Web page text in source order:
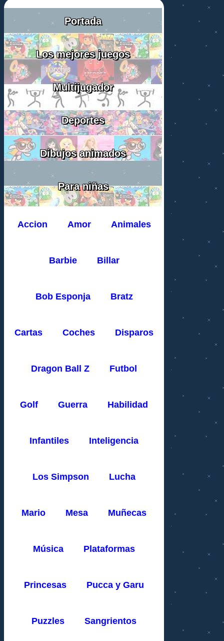
Portada
Los mejores juegos
Multijugador
Deportes
Dibujos animados
Para niñas
Accion Amor Animales
Barbie Billar
Bob Esponja Bratz
Cartas Coches Disparos
Dragon Ball Z Futbol
Golf Guerra Habilidad
Infantiles Inteligencia
Los Simpson Lucha
Mario Mesa Muñecas
Música Plataformas
Princesas Pucca y Garu
Puzzles Sangrientos